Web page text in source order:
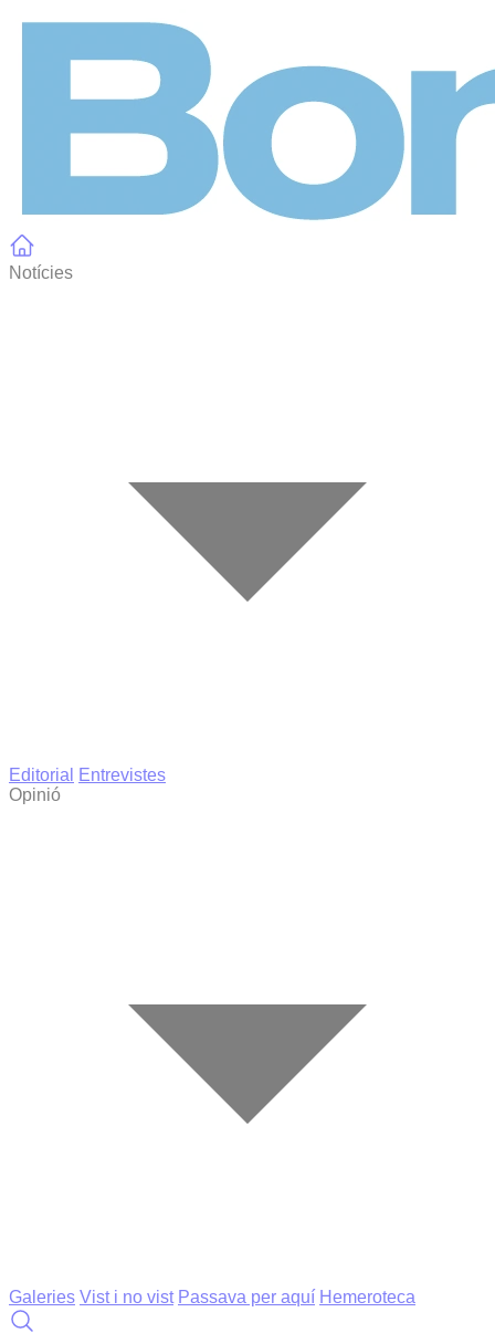
Notícies
Editorial
Entrevistes
Opinió
Galeries Vist i no vist Passava per aquí Hemeroteca